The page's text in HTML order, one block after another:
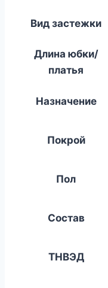
Вид застежки
Длина юбки/
платья
Назначение
Покрой
Пол
Состав
ТНВЭД